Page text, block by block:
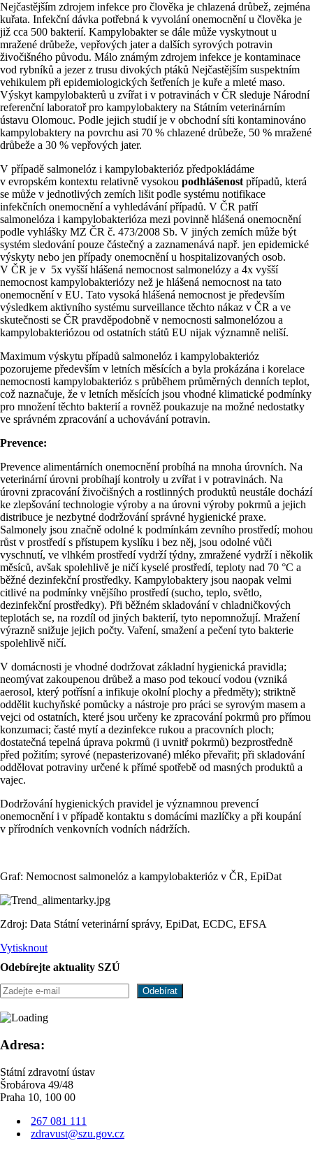
Nejčastějším zdrojem infekce pro člověka je chlazená drůbež, zejména
kuřata. Infekční dávka potřebná k vyvolání onemocnění u člověka je
již cca 500 bakterií. Kampylobakter se dále může vyskytnout u
mražené drůbeže, vepřových jater a dalších syrových potravin
živočišného původu. Málo známým zdrojem infekce je kontaminace
vod rybníků a jezer z trusu divokých ptáků Nejčastějším suspektním
vehikulem při epidemiologických šetřeních je kuře a mleté maso.
Výskyt kampylobakterů u zvířat i v potravinách v ČR sleduje Národní
referenční laboratoř pro kampylobaktery na Státním veterinárním
ústavu Olomouc. Podle jejich studií je v obchodní síti kontaminováno
kampylobaktery na povrchu asi 70 % chlazené drůbeže, 50 % mražené
drůbeže a 30 % vepřových jater.
V případě salmonelóz i kampylobakterióz předpokládáme
v evropském kontextu relativně vysokou podhlášenost případů, která
se může v jednotlivých zemích lišit podle systému notifikace
infekčních onemocnění a vyhledávání případů. V ČR patří
salmonelóza i kampylobakterióza mezi povinně hlášená onemocnění
podle vyhlášky MZ ČR č. 473/2008 Sb. V jiných zemích může být
systém sledování pouze částečný a zaznamenává např. jen epidemické
výskyty nebo jen případy onemocnění u hospitalizovaných osob.
V ČR je v 5x vyšší hlášená nemocnost salmonelózy a 4x vyšší
nemocnost kampylobakteriózy než je hlášená nemocnost na tato
onemocnění v EU. Tato vysoká hlášená nemocnost je především
výsledkem aktivního systému surveillance těchto nákaz v ČR a ve
skutečnosti se ČR pravděpodobně v nemocnosti salmonelózou a
kampylobakteriózou od ostatních států EU nijak významně neliší.
Maximum výskytu případů salmonelóz i kampylobakterióz
pozorujeme především v letních měsících a byla prokázána i korelace
nemocnosti kampylobakterióz s průběhem průměrných denních teplot,
což naznačuje, že v letních měsících jsou vhodné klimatické podmínky
pro množení těchto bakterií a rovněž poukazuje na možné nedostatky
ve správném zpracování a uchovávání potravin.
Prevence:
Prevence alimentárních onemocnění probíhá na mnoha úrovních. Na
veterinární úrovni probíhají kontroly u zvířat i v potravinách. Na
úrovni zpracování živočišných a rostlinných produktů neustále dochází
ke zlepšování technologie výroby a na úrovni výroby pokrmů a jejich
distribuce je nezbytné dodržování správné hygienické praxe.
Salmonely jsou značně odolné k podmínkám zevního prostředí; mohou
růst v prostředí s přístupem kyslíku i bez něj, jsou odolné vůči
vyschnutí, ve vlhkém prostředí vydrží týdny, zmražené vydrží i několik
měsíců, avšak spolehlivě je ničí kyselé prostředí, teploty nad 70 °C a
běžné dezinfekční prostředky. Kampylobaktery jsou naopak velmi
citlivé na podmínky vnějšího prostředí (sucho, teplo, světlo,
dezinfekční prostředky). Při běžném skladování v chladničkových
teplotách se, na rozdíl od jiných bakterií, tyto nepomnožují. Mražení
výrazně snižuje jejich počty. Vaření, smažení a pečení tyto bakterie
spolehlivě ničí.
V domácnosti je vhodné dodržovat základní hygienická pravidla;
neomývat zakoupenou drůbež a maso pod tekoucí vodou (vzniká
aerosol, který potřísní a infikuje okolní plochy a předměty); striktně
oddělit kuchyňské pomůcky a nástroje pro práci se syrovým masem a
vejci od ostatních, které jsou určeny ke zpracování pokrmů pro přímou
konzumaci; časté mytí a dezinfekce rukou a pracovních ploch;
dostatečná tepelná úprava pokrmů (i uvnitř pokrmů) bezprostředně
před požitím; syrové (nepasterizované) mléko převařit; při skladování
oddělovat potraviny určené k přímé spotřebě od masných produktů a
vajec.
Dodržování hygienických pravidel je významnou prevencí
onemocnění i v případě kontaktu s domácími mazlíčky a při koupání
v přírodních venkovních vodních nádržích.
Graf: Nemocnost salmonelóz a kampylobakterióz v ČR, EpiDat
Zdroj: Data Státní veterinární správy, EpiDat, ECDC, EFSA
Vytisknout
Odebírejte aktuality SZÚ
Adresa:
Státní zdravotní ústav
Šrobárova 49/48
Praha 10, 100 00
267 081 111
zdravust@szu.gov.cz